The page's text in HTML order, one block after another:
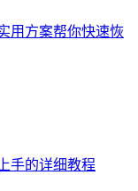
用方案帮你快速恢
手的详细教程